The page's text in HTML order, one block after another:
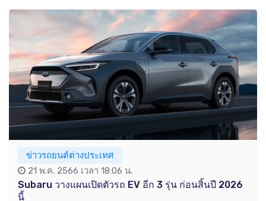
ข่าวรถยนต์ต่างประเทศ
21 พ.ค. 2566 เวลา 18:06 น.
Subaru วางแผนเปิดตัวรถ EV อีก 3 รุ่น ก่อนสิ้นปี 2026
นี้